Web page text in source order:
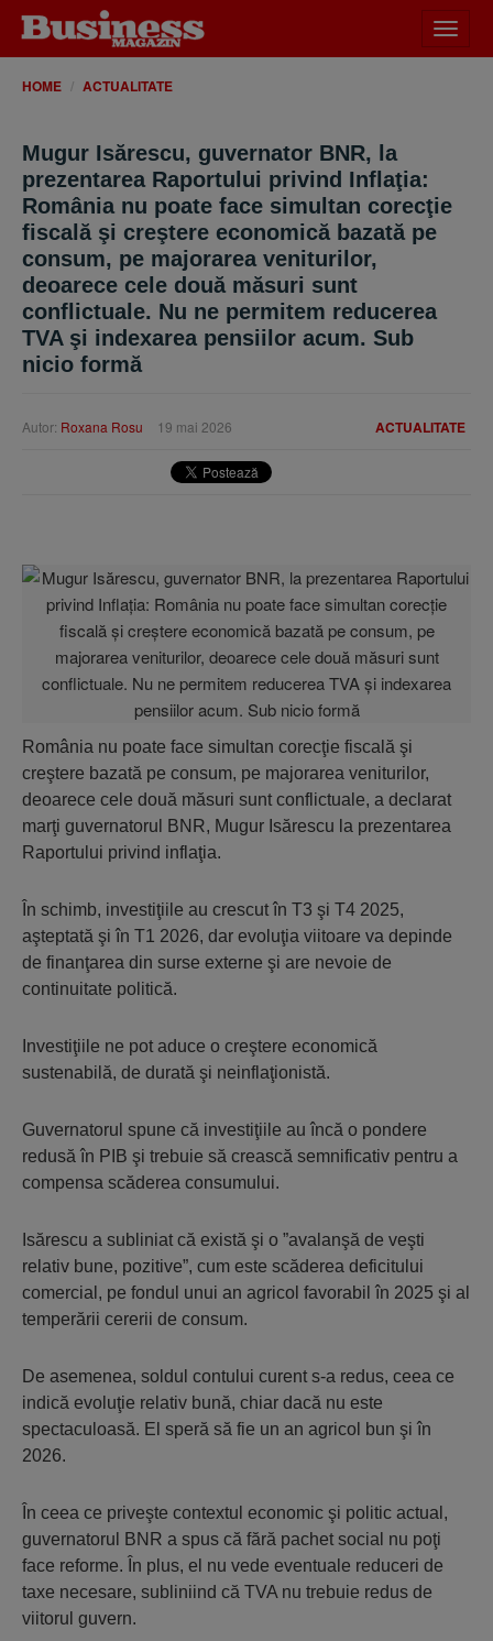
meniu
HOME ACTUALITATE
Mugur Isărescu, guvernator BNR, la
prezentarea Raportului privind Inflaţia:
România nu poate face simultan corecţie
fiscală şi creştere economică bazată pe
consum, pe majorarea veniturilor,
deoarece cele două măsuri sunt
conflictuale. Nu ne permitem reducerea
TVA şi indexarea pensiilor acum. Sub
nicio formă
ACTUALITATE
Autor: Roxana Rosu 19 mai 2026
România nu poate face simultan corecţie fiscală şi
creştere bazată pe consum, pe majorarea veniturilor,
deoarece cele două măsuri sunt conflictuale, a declarat
marţi guvernatorul BNR, Mugur Isărescu la prezentarea
Raportului privind inflaţia.
În schimb, investiţiile au crescut în T3 şi T4 2025,
aşteptată şi în T1 2026, dar evoluţia viitoare va depinde
de finanţarea din surse externe şi are nevoie de
continuitate politică.
Investiţiile ne pot aduce o creştere economică
sustenabilă, de durată şi neinflaţionistă.
Guvernatorul spune că investiţiile au încă o pondere
redusă în PIB şi trebuie să crească semnificativ pentru a
compensa scăderea consumului.
Isărescu a subliniat că există şi o ”avalanşă de veşti
relativ bune, pozitive”, cum este scăderea deficitului
comercial, pe fondul unui an agricol favorabil în 2025 şi al
temperării cererii de consum.
De asemenea, soldul contului curent s-a redus, ceea ce
indică evoluţie relativ bună, chiar dacă nu este
spectaculoasă. El speră să fie un an agricol bun şi în
2026.
În ceea ce priveşte contextul economic şi politic actual,
guvernatorul BNR a spus că fără pachet social nu poţi
face reforme. În plus, el nu vede eventuale reduceri de
taxe necesare, subliniind că TVA nu trebuie redus de
viitorul guvern.